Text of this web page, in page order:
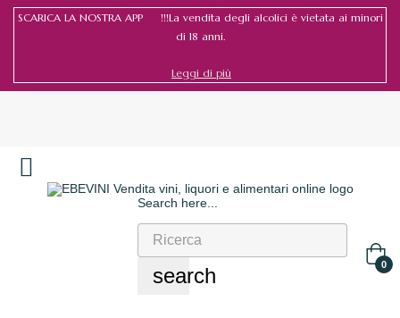
SCARICA LA NOSTRA APP !!!La vendita degli alcolici è vietata ai minori
di 18 anni.
Leggi di più
Search here...
search 0